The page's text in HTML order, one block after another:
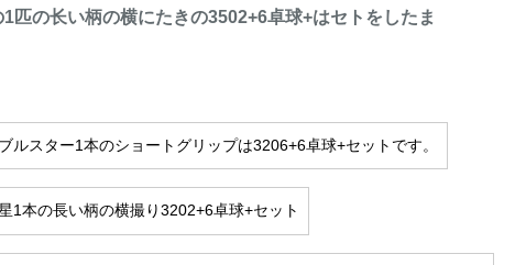
匹の长い柄の横にたきの3502+6卓球+はセトをしたま
ルスター1本のショートグリップは3206+6卓球+セットです。
1本の長い柄の横撮り3202+6卓球+セット